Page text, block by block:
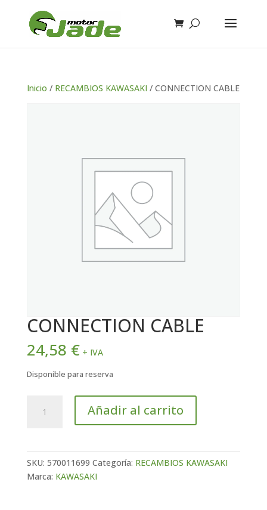
Inicio / RECAMBIOS KAWASAKI / CONNECTION CABLE
CONNECTION CABLE
24,58 € + IVA
Disponible para reserva
CABLE
Añadir al carrito
SKU: 570011699 Categoría: RECAMBIOS KAWASAKI
Marca: KAWASAKI